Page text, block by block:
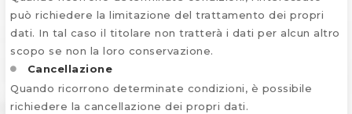
può richiedere la limitazione del trattamento dei propri
dati. In tal caso il titolare non tratterà i dati per alcun altro
scopo se non la loro conservazione.
Cancellazione
Quando ricorrono determinate condizioni, è possibile
richiedere la cancellazione dei propri dati.